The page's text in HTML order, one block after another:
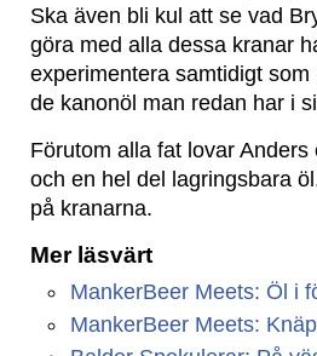
Ska även bli kul att se vad
göra med alla dessa kranar
experimentera samtidigt
de kanonöl man redan har i
Förutom alla fat lovar
och en hel del lagringsbara
på kranarna.
Mer läsvärt
MankerBeer Meets: Öl i
MankerBeer Meets: